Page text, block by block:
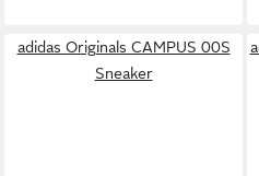
adidas Originals CAMPUS 00S
Sneaker